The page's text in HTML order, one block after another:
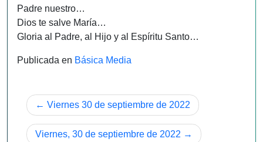
Padre nuestro…
Dios te salve María…
Gloria al Padre, al Hijo y al Espíritu Santo…
Publicada en Básica Media
Navegación
de
entradas
Viernes 30 de septiembre de 2022
Viernes, 30 de septiembre de 2022